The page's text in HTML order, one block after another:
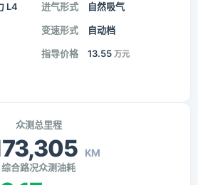
L4 进气形式 自然吸气
变速形式 自动档
指导价格 13.55 万元
众测总里程
KM
综合路况众测油耗